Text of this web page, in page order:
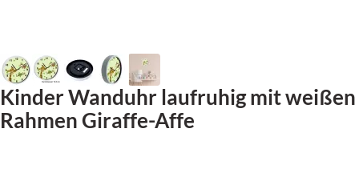
Kinder Wanduhr laufruhig mit weißen
Rahmen Giraffe-Affe